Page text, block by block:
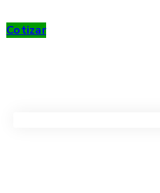
Cotizar